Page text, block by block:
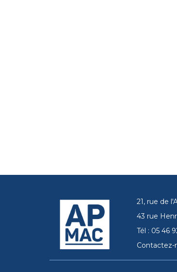
21, rue de
43 rue
Tél : 05 46
Contactez-